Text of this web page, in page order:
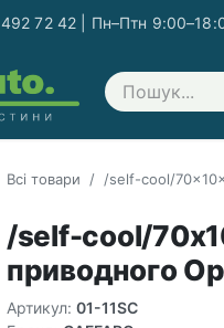
72 42 | Пн–Птн
Всі товари /self-cool/
/self-cool/
приводного
Артикул: 01-11SC